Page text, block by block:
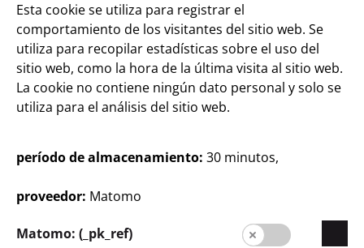
España / Castellano
Contacto
Información al cliente
Esta cookie se utiliza para registrar el
comportamiento de los visitantes del sitio web. Se
utiliza para recopilar estadísticas sobre el uso del
sitio web, como la hora de la última visita al sitio web.
La cookie no contiene ningún dato personal y solo se
utiliza para el análisis del sitio web.
período de almacenamiento: 30 minutos,
proveedor: Matomo
Matomo: (_pk_ref)